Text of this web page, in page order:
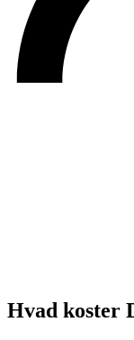
Hvad koster